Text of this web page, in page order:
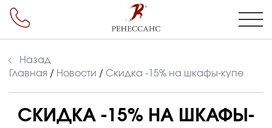
Назад
Главная / Новости / Скидка -15% на шкафы-купе
СКИДКА -15% НА ШКАФЫ-